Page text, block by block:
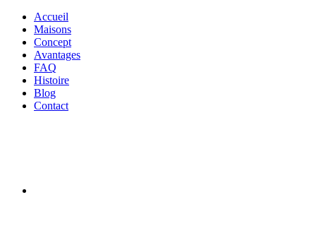
Accueil
Maisons
Concept
Avantages
FAQ
Histoire
Blog
Contact